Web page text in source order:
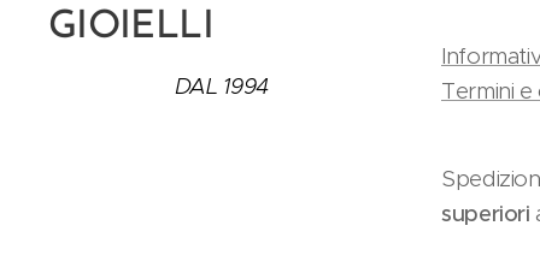
GIOIELLI
DAL 1994
Termini
superiori